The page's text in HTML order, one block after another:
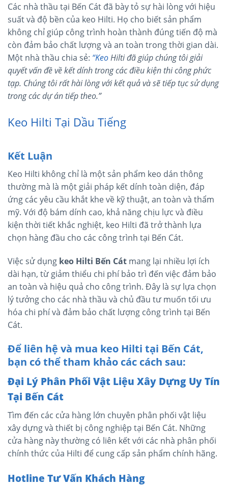
Các nhà thầu tại Bến Cát đã bày tỏ sự hài lòng với hiệu
suất và độ bền của keo Hilti. Họ cho biết sản phẩm
không chỉ giúp công trình hoàn thành đúng tiến độ mà
còn đảm bảo chất lượng và an toàn trong thời gian dài.
Một nhà thầu chia sẻ: “KeoHilti đã giúp chúng tôi giải
quyết vấn đề về kết dính trong các điều kiện thi công phức
tạp. Chúng tôi rất hài lòng với kết quả và sẽ tiếp tục sử dụng
trong các dự án tiếp theo.”
Keo Hilti Tại Dầu Tiếng
Kết Luận
Keo Hilti không chỉ là một sản phẩm keo dán thông
thường mà là một giải pháp kết dính toàn diện, đáp
ứng các yêu cầu khắt khe về kỹ thuật, an toàn và thẩm
mỹ. Với độ bám dính cao, khả năng chịu lực và điều
kiện thời tiết khắc nghiệt, keo Hilti đã trở thành lựa
chọn hàng đầu cho các công trình tại Bến Cát.
Việc sử dụng keo Hilti Bến Cát mang lại nhiều lợi ích
dài hạn, từ giảm thiểu chi phí bảo trì đến việc đảm bảo
an toàn và hiệu quả cho công trình. Đây là sự lựa chọn
lý tưởng cho các nhà thầu và chủ đầu tư muốn tối ưu
hóa chi phí và đảm bảo chất lượng công trình tại Bến
Cát.
Để liên hệ và mua keo Hilti tại Bến Cát,
bạn có thể tham khảo các cách sau:
Đại Lý Phân Phối Vật Liệu Xây Dựng Uy Tín
Tại Bến Cát
Tìm đến các cửa hàng lớn chuyên phân phối vật liệu
xây dựng và thiết bị công nghiệp tại Bến Cát. Những
cửa hàng này thường có liên kết với các nhà phân phối
chính thức của Hilti để cung cấp sản phẩm chính hãng.
Hotline Tư Vấn Khách Hàng